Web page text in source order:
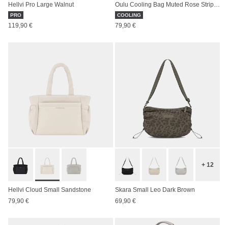
Hellvi Pro Large Walnut
PRO
119,90 €
COOLING
79,90 €
Hellvi Cloud Small Sandstone
79,90 €
+ 12
Skara Small Leo Dark Brown
69,90 €